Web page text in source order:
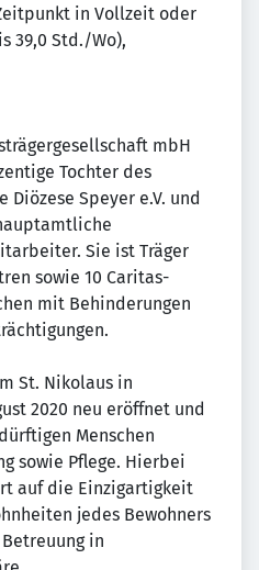
in Vollzeit oder
39,0 Std./Wo),
mbH
Tochter des
Speyer e.V. und
Sie ist Träger
sowie 10 Caritas-
mit Behinderungen
St. Nikolaus in
2020 neu eröffnet und
Menschen
sowie Pflege. Hierbei
auf die Einzigartigkeit
jedes Bewohners
in